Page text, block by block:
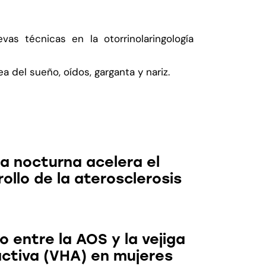
técnicas en la otorrinolaringología
del sueño, oídos, garganta y nariz.
nocturna acelera el
de la aterosclerosis
entre la AOS y la vejiga
(VHA) en mujeres